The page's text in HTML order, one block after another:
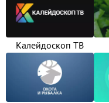
Калейдоскоп ТВ